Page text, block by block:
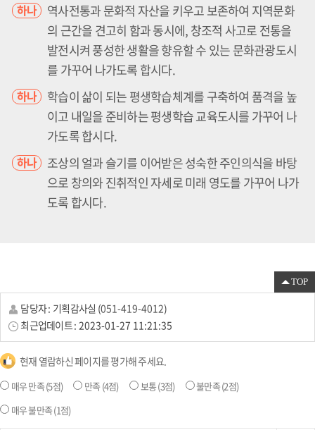
하나
역사전통과 문화적 자산을 키우고 보존하여 지역문화
의 근간을 견고히 함과 동시에, 창조적 사고로 전통을
발전시켜 풍성한 생활을 향유할 수 있는 문화관광도시
를 가꾸어 나가도록 합시다.
하나
학습이 삶이 되는 평생학습체계를 구축하여 품격을 높
이고 내일을 준비하는 평생학습 교육도시를 가꾸어 나
가도록 합시다.
하나
조상의 얼과 슬기를 이어받은 성숙한 주인의식을 바탕
으로 창의와 진취적인 자세로 미래 영도를 가꾸어 나가
도록 합시다.
TOP
담당자 : 기획감사실 (051-419-4012)
최근업데이트 : 2023-01-27 11:21:35
현재 열람하신 페이지를 평가해 주세요.
매우 만족(5점) 만족 (4점) 보통(3점) 불만족(2점)
매우 불만족(1점)